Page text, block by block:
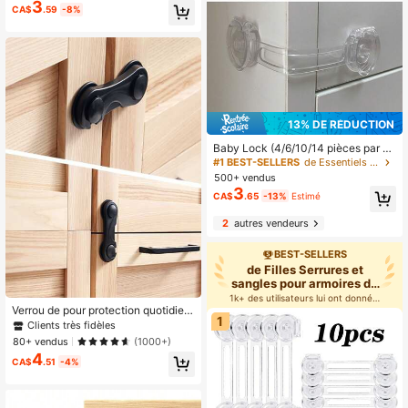
CA$3.59 -8%
Verrou de pour protection quotidien
ne, accessoires de verrouillage pou
r bébé convenant aux armoires, tiroi
rs, réfrigérateurs et plus encore. Inst
allation facile, sans perçage requis
Clients très fidèles
80+ vendus
(1000+)
CA$4.51 -4%
13% DE RÉDUCTION
Baby Lock (4/6/10/14 pièces par pa
quet) - Verrou de pour enfant, un ve
rrou adhésif sécurisé, rapide et facil
e à utiliser pour tiroirs et portes
#1 BEST-SELLERS
de Essentiels pour Bébé .
500+ vendus
CA$3.65 -13% Estimé
2autres vendeurs
BEST-SELLERS
de Filles Serrures et
sangles pour armoires de
béb
1k+ des utilisateurs lui ont donné 5 étoiles
1